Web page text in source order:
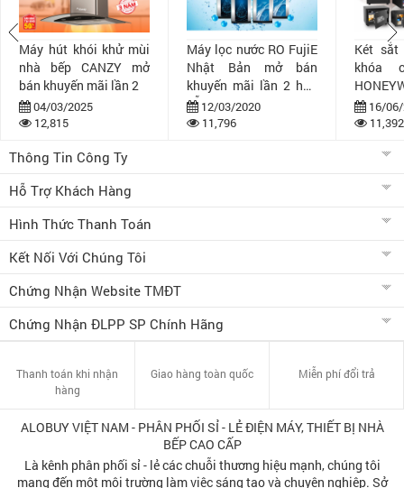
Máy hút khói khử mùi
nhà bếp CANZY mở
bán khuyến mãi lần 2
04/03/2025
12,815
Máy lọc nước RO FujiE
Nhật Bản mở bán
khuyến mãi lần 2 hấp
dẫn12/03/2020
11,796
Két sắt
khóa
bán16/
11,392
Thông Tin Công Ty
Hỗ Trợ Khách Hàng
Hình Thức Thanh Toán
Kết Nối Với Chúng Tôi
Chứng Nhận Website TMĐT
Chứng Nhận ĐLPP SP Chính Hãng
Thanh toán khi nhận
hàng
Giao hàng toàn quốc Miễn phí đổi trả
ALOBUY VIỆT NAM - PHÂN PHỐI SỈ - LẺ ĐIỆN MÁY, THIẾT BỊ NHÀ
BẾP CAO CẤP
Là kênh phân phối sỉ - lẻ các chuỗi thương hiệu mạnh, chúng tôi
mang đến một môi trường làm việc sáng tạo và chuyên nghiệp. Sở